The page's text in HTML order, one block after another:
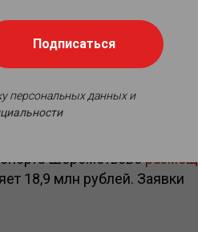
системы видеоаналитики
Шереметьево
18,9 млн рублей. Заявки
Подписаться
персональных данных и